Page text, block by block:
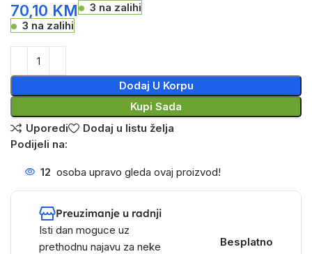
70,10 KM
3 na zalihi
3 na zalihi
Dodaj U Korpu
Kupi Sada
Uporedi
Dodaj u listu želja
Podijeli na:
12 osoba upravo gleda ovaj proizvod!
Preuzimanje u radnji
Isti dan moguce uz
prethodnu najavu za neke
Besplatno